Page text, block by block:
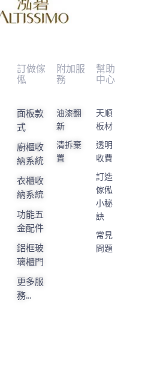
訂做傢
俬
面板款
式
廚櫃收
納系統
衣櫃收
納系統
功能五
金配件
鋁框玻
璃櫃門
更多服
務...
附加服
務
油漆翻
新
清拆棄
置
幫助
中心
天順
板材
透明
收費
訂造
傢俬
小秘
訣
常見
問題